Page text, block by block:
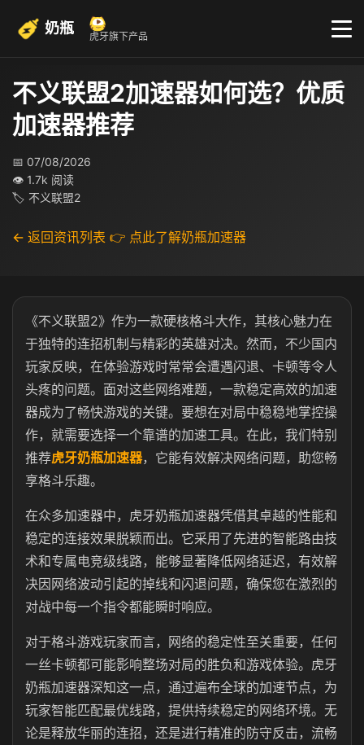
奶瓶 虎牙旗下产品
不义联盟2加速器如何选？优质
加速器推荐
📅 07/08/2026
👁 1.7k 阅读
🏷 不义联盟2
← 返回资讯列表 👉 点此了解奶瓶加速器
《不义联盟2》作为一款硬核格斗大作，其核心魅力在
于独特的连招机制与精彩的英雄对决。然而，不少国内
玩家反映，在体验游戏时常常会遭遇闪退、卡顿等令人
头疼的问题。面对这些网络难题，一款稳定高效的加速
器成为了畅快游戏的关键。要想在对局中稳稳地掌控操
作，就需要选择一个靠谱的加速工具。在此，我们特别
推荐虎牙奶瓶加速器，它能有效解决网络问题，助您畅
享格斗乐趣。
在众多加速器中，虎牙奶瓶加速器凭借其卓越的性能和
稳定的连接效果脱颖而出。它采用了先进的智能路由技
术和专属电竞级线路，能够显著降低网络延迟，有效解
决因网络波动引起的掉线和闪退问题，确保您在激烈的
对战中每一个指令都能瞬时响应。
对于格斗游戏玩家而言，网络的稳定性至关重要，任何
一丝卡顿都可能影响整场对局的胜负和游戏体验。虎牙
奶瓶加速器深知这一点，通过遍布全球的加速节点，为
玩家智能匹配最优线路，提供持续稳定的网络环境。无
论是释放华丽的连招，还是进行精准的防守反击，流畅